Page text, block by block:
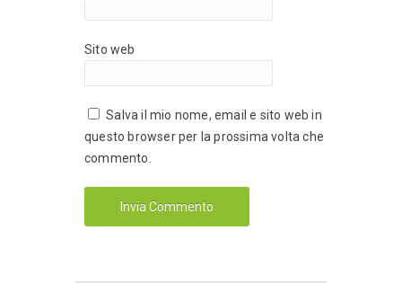
Sito web
Salva il mio nome, email e sito web in
questo browser per la prossima volta che
commento.